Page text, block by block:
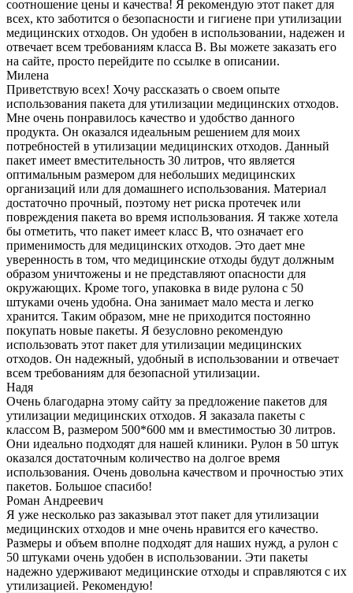
соотношение цены и качества! Я рекомендую этот пакет для
всех, кто заботится о безопасности и гигиене при утилизации
медицинских отходов. Он удобен в использовании, надежен и
отвечает всем требованиям класса В. Вы можете заказать его
на сайте, просто перейдите по ссылке в описании.
Милена
Приветствую всех! Хочу рассказать о своем опыте
использования пакета для утилизации медицинских отходов.
Мне очень понравилось качество и удобство данного
продукта. Он оказался идеальным решением для моих
потребностей в утилизации медицинских отходов. Данный
пакет имеет вместительность 30 литров, что является
оптимальным размером для небольших медицинских
организаций или для домашнего использования. Материал
достаточно прочный, поэтому нет риска протечек или
повреждения пакета во время использования. Я также хотела
бы отметить, что пакет имеет класс В, что означает его
применимость для медицинских отходов. Это дает мне
уверенность в том, что медицинские отходы будут должным
образом уничтожены и не представляют опасности для
окружающих. Кроме того, упаковка в виде рулона с 50
штуками очень удобна. Она занимает мало места и легко
хранится. Таким образом, мне не приходится постоянно
покупать новые пакеты. Я безусловно рекомендую
использовать этот пакет для утилизации медицинских
отходов. Он надежный, удобный в использовании и отвечает
всем требованиям для безопасной утилизации.
Надя
Очень благодарна этому сайту за предложение пакетов для
утилизации медицинских отходов. Я заказала пакеты с
классом В, размером 500*600 мм и вместимостью 30 литров.
Они идеально подходят для нашей клиники. Рулон в 50 штук
оказался достаточным количество на долгое время
использования. Очень довольна качеством и прочностью этих
пакетов. Большое спасибо!
Роман Андреевич
Я уже несколько раз заказывал этот пакет для утилизации
медицинских отходов и мне очень нравится его качество.
Размеры и объем вполне подходят для наших нужд, а рулон с
50 штуками очень удобен в использовании. Эти пакеты
надежно удерживают медицинские отходы и справляются с их
утилизацией. Рекомендую!